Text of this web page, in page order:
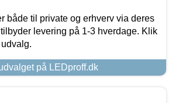
både til private og erhverv via deres
levering på 1-3 hverdage. Klik
på LEDproff.dk